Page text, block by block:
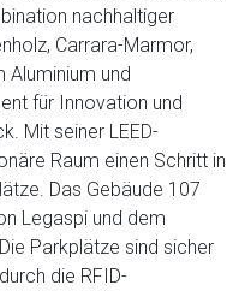
nachhaltiger
Carrara-Marmor,
Aluminium und
für Innovation und
Mit seiner LEED-
Raum einen Schritt in
Das Gebäude 107
Legaspi und dem
Parkplätze sind sicher
die RFID-